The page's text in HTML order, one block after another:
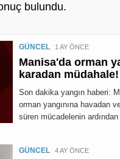
bulundu.
GÜNCEL 1 AY ÖNCE
Manisa'da orman
karadan müdahale!
Son dakika yangın haberi:
orman yangınına havadan
süren mücadelenin ardından
GÜNCEL 4 AY ÖNCE